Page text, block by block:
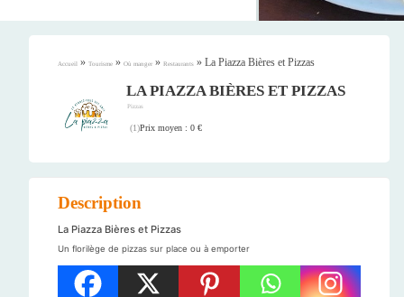
Accueil » Tourisme » Où manger » Restaurants » La Piazza Bières et Pizzas
LA PIAZZA BIÈRES ET PIZZAS
Pizzas
(1)Prix moyen : 0 €
Description
La Piazza Bières et Pizzas
Un florilège de pizzas sur place ou à emporter